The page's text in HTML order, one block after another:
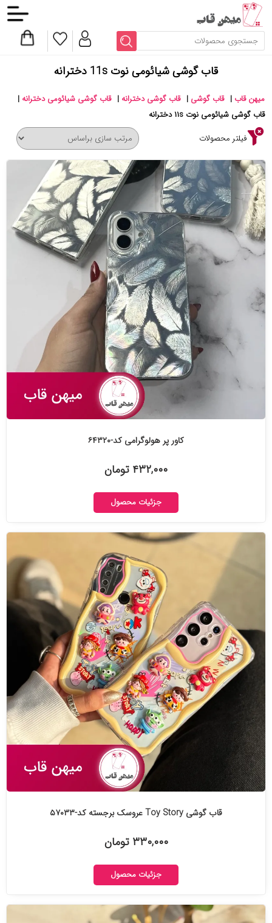
قاب گوشی شیائومی نوت 11s دخترانه
میهن قاب | قاب گوشی | قاب گوشی دخترانه | قاب گوشی شیائومی دخترانه |
قاب گوشی شیائومی نوت ۱۱s دخترانه
فیلتر محصولات
کاور پر هولوگرامی کد-۶۴۳۲۰
۴۳۲,۰۰۰ تومان
جزئیات محصول
قاب گوشی Toy Story عروسک برجسته کد-۵۷۰۳۳
۳۳۰,۰۰۰ تومان
جزئیات محصول